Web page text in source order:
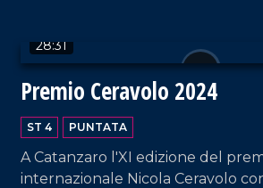
28:31
Premio Ceravolo 2024
ST 4 PUNTATA
A Catanzaro l'XI edizione del
internazionale Nicola Ceravolo
VAI AL TITOLO